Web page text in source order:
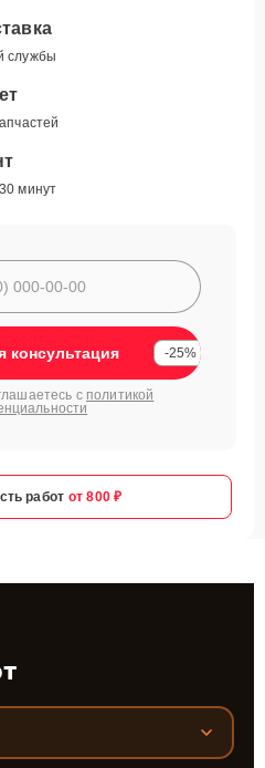
службы
минут
консультация -25%
с политикой
работ от 800 ₽